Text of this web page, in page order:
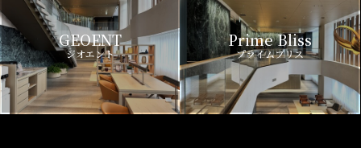
GEOENT
ジオエント
Prime Bliss
プライムブリス